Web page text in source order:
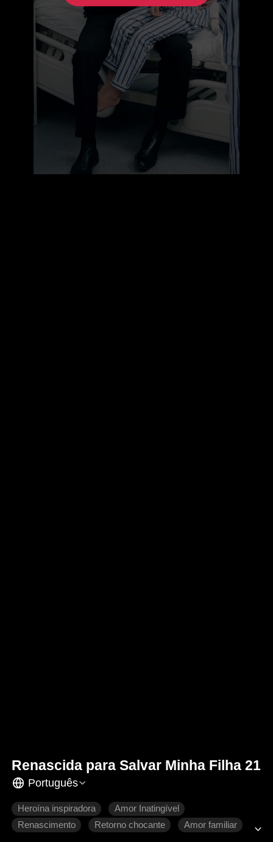
Renascida para Salvar Minha Filha 21
Português
Heroína inspiradora
Amor Inatingível
Renascimento
Retorno chocante Amor familiar